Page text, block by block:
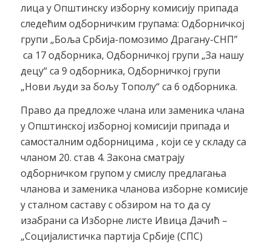
лица у Општинску изборну комисију припада
следећим одборничким групама: Одборничкој
групи „Боља Србија-помозимо Драгану-СНП”
са 17 одборника, Одборничкој групи „За нашу
децу“ са 9 одборника, Одборничкој групи
„Нови људи за бољу Тополу“ са 6 одборника.
Право да предложе члана или заменика члана
у Општинској изборној комисији припада и
самосталним одборницима , који се у складу са
чланом 20. став 4. Закона сматрају
одборничком групом у смислу предлагања
чланова и заменика чланова изборне комисије
у сталном саставу с обзиром на то да су
изабрани са Изборне листе Ивица Дачић –
„Социјалистичка партија Србије (СПС)